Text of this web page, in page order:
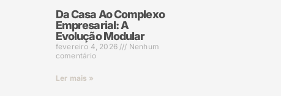
Da Casa Ao Complexo
Empresarial: A
Evolução Modular
fevereiro 4, 2026
Nenhum
comentário
Ler mais »